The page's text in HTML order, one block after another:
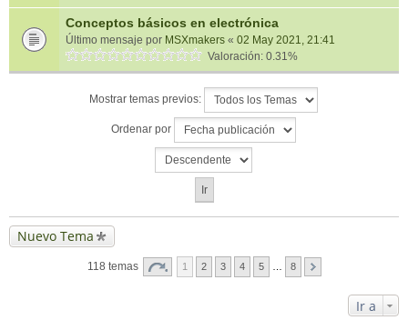
Conceptos básicos en electrónica
Último mensaje por MSXmakers « 02 May 2021, 21:41
Valoración: 0.31%
Mostrar temas previos:
Ordenar por
Nuevo Tema
118 temas 1 2 3 4 5 8
Ir a